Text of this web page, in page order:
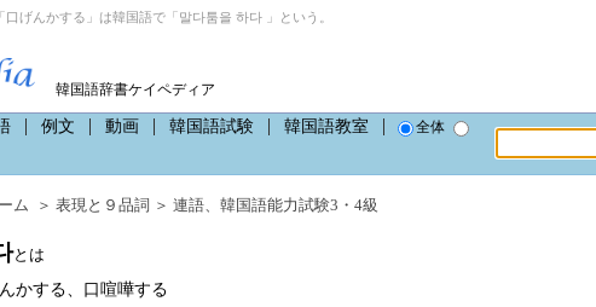
げんかする」は韓国語で「말다툼을 하다 」という。
韓国語辞書ケイペディア
例文 動画 韓国語試験 韓国語教室
全体
ム ＞ 表現と９品詞 ＞ 連語、 韓国語能力試験3・4級
とは
かする、口喧嘩する